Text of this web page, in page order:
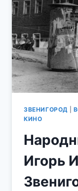
ЗВЕНИГОРОД
КИНО
Игорь